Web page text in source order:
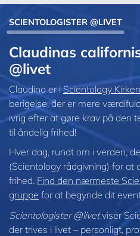
SCIENTOLOGISTER @LIVET
Claudinas
@livet
Claudina er i Scientology
berigelse, der er mere
ivrig efter at gøre krav på den
til åndelig frihed!
Hver dag, rundt om i verden,
(Scientology rådgivning) for at
frihed. Find den nærmeste
gruppe for at begynde dit
Scientologister @livetviser
der trives i livet – personligt,